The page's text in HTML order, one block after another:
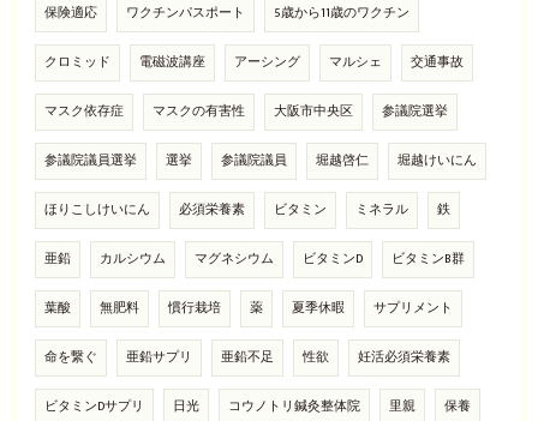
保険適応 ワクチンパスポート 5歳から11歳のワクチン
クロミッド 電磁波講座 アーシング マルシェ 交通事故
マスク依存症 マスクの有害性 大阪市中央区 参議院選挙
参議院議員選挙 選挙 参議院議員 堀越啓仁 堀越けいにん
ほりこしけいにん 必須栄養素 ビタミン ミネラル 鉄
亜鉛 カルシウム マグネシウム ビタミンD ビタミンB群
葉酸 無肥料 慣行栽培 薬 夏季休暇 サプリメント
命を繋ぐ 亜鉛サプリ 亜鉛不足 性欲 妊活必須栄養素
ビタミンDサプリ 日光 コウノトリ鍼灸整体院 里親 保養